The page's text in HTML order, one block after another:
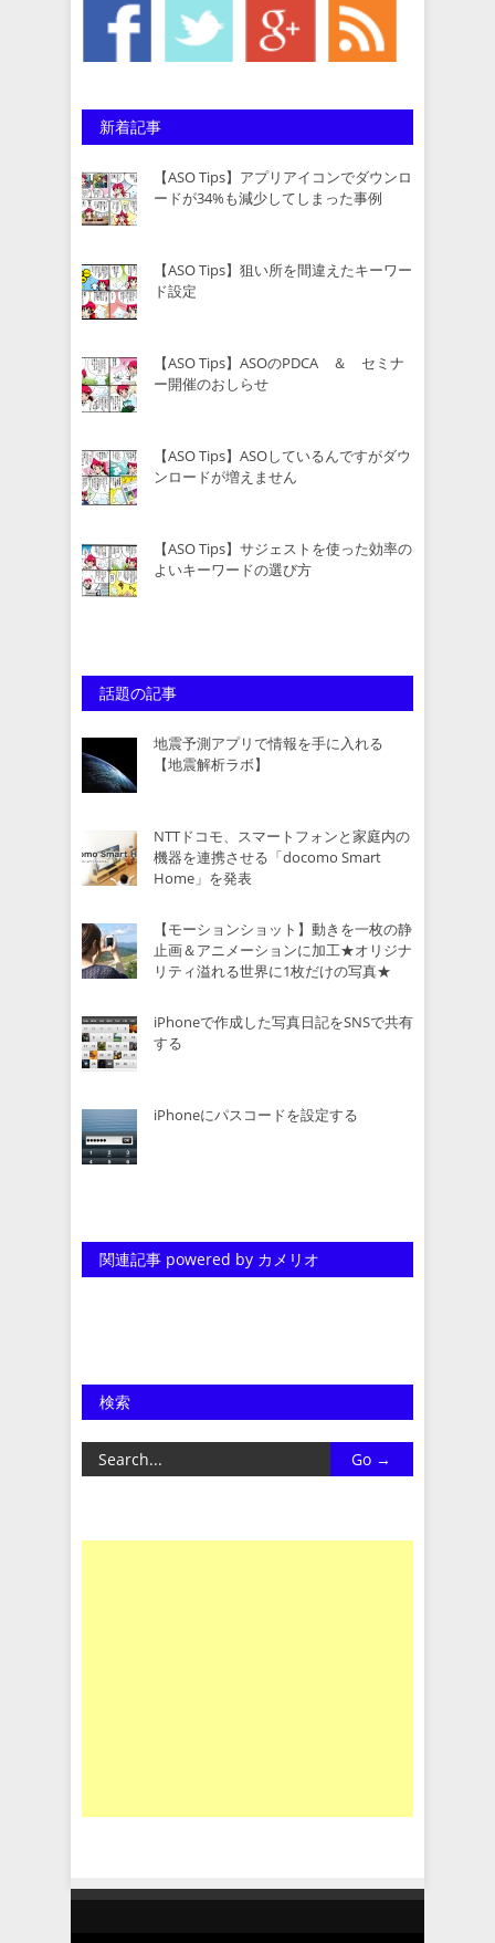
新着記事
【ASO Tips】アプリアイコンでダウンロ
ードが34%も減少してしまった事例
【ASO Tips】狙い所を間違えたキーワー
ド設定
【ASO Tips】ASOのPDCA ＆ セミナ
ー開催のおしらせ
【ASO Tips】ASOしているんですがダウ
ンロードが増えません
【ASO Tips】サジェストを使った効率の
よいキーワードの選び方
話題の記事
地震予測アプリで情報を手に入れる
【地震解析ラボ】
NTTドコモ、スマートフォンと家庭内の
機器を連携させる「docomo Smart
Home」を発表
【モーションショット】動きを一枚の静
止画＆アニメーションに加工★オリジナ
リティ溢れる世界に1枚だけの写真★
iPhoneで作成した写真日記をSNSで共有
する
iPhoneにパスコードを設定する
関連記事 powered by カメリオ
検索